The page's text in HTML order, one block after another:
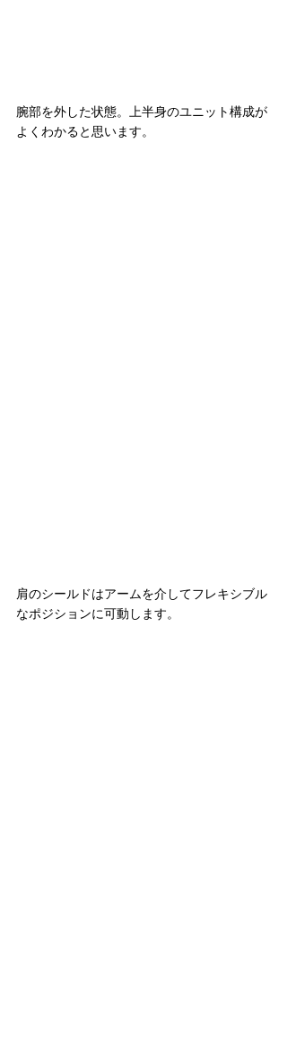
腕部を外した状態。上半身のユニット構成が
よくわかると思います。
肩のシールドはアームを介してフレキシブル
なポジションに可動します。